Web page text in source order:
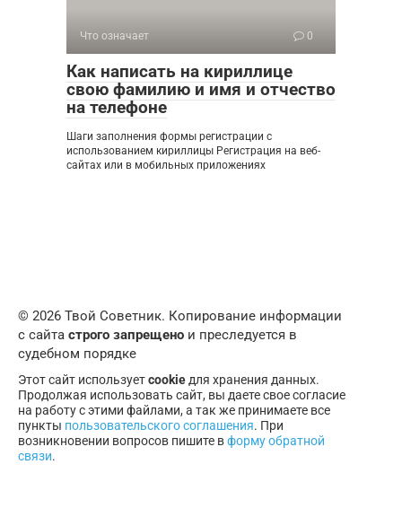
Что означает 0
Как написать на кириллице
свою фамилию и имя и отчество
на телефоне
Шаги заполнения формы регистрации с
использованием кириллицы Регистрация на веб-
сайтах или в мобильных приложениях
© 2026 Твой Советник. Копирование информации
с сайта строго запрещено и преследуется в
судебном порядке
Этот сайт используетcookie для хранения данных.
Продолжая использовать сайт, вы даете свое согласие
на работу с этими файлами, а так же принимаете все
пункты пользовательского соглашения. При
возникновении вопросов пишите вформу обратной
связи.